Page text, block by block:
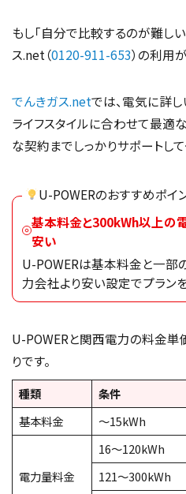
もし「自分で比較するのが難し
ス.net（0120-911-653）の利用
でんきガス.netでは、電気に詳
ライフスタイルに合わせて最適
な契約までしっかりサポートして
U-POWERのおすすめポイ
基本料金と300kWh以上の
安い
U-POWERは基本料金と一
力会社より安い設定でプラン
U-POWERと関西電力の料金
りです。
種類 条件
基本料金
～15kWh
電力量料金
16～120kWh
121～300kWh